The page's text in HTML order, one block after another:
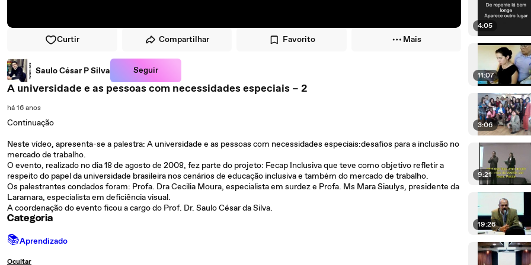
Curtir Compartilhar Favorito Mais
Saulo César P Silva Seguir
A universidade e as pessoas com necessidades especiais – 2
há 16 anos
Continuação
Neste vídeo, apresenta-se a palestra: A universidade e as pessoas com necessidades especiais:desafios para a inclusão no
mercado de trabalho.
O evento, realizado no dia 18 de agosto de 2008, fez parte do projeto: Fecap Inclusiva que teve como objetivo refletir a
respeito do papel da universidade brasileira nos cenários de educação inclusiva e também do mercado de trabalho.
Os palestrantes condados foram: Profa. Dra Cecilia Moura, especialista em surdez e Profa. Ms Mara Siaulys, presidente da
Laramara, especialista em deficiência visual.
A coordenação do evento ficou a cargo do Prof. Dr. Saulo César da Silva.
Categoria
📚Aprendizado
Ocultar
4:05
11:07
3:06
9:21
19:26